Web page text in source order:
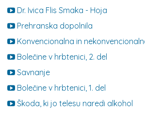
Dr. Ivica Flis Smaka - Hoja
Prehranska dopolnila
Konvencionalna in
Bolečine v hrbtenici, 2. del
Savnanje
Bolečine v hrbtenici, 1. del
Škoda, ki jo telesu naredi alkohol